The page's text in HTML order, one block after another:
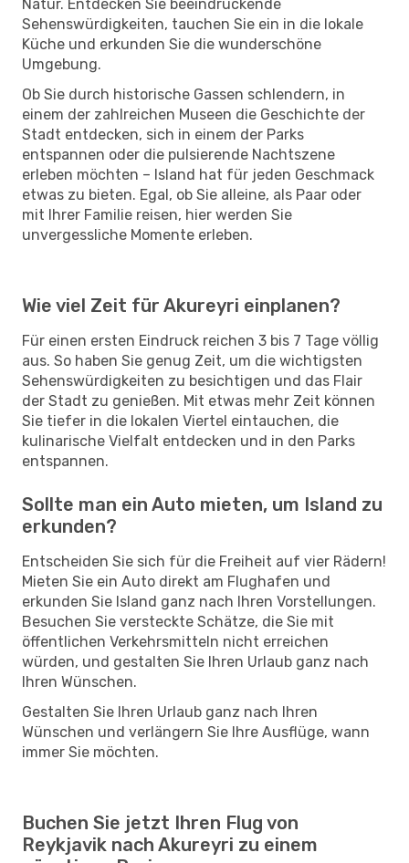
Natur. Entdecken Sie beeindruckende
Sehenswürdigkeiten, tauchen Sie ein in die lokale
Küche und erkunden Sie die wunderschöne
Umgebung.
Ob Sie durch historische Gassen schlendern, in
einem der zahlreichen Museen die Geschichte der
Stadt entdecken, sich in einem der Parks
entspannen oder die pulsierende Nachtszene
erleben möchten – Island hat für jeden Geschmack
etwas zu bieten. Egal, ob Sie alleine, als Paar oder
mit Ihrer Familie reisen, hier werden Sie
unvergessliche Momente erleben.
Wie viel Zeit für Akureyri einplanen?
Für einen ersten Eindruck reichen 3 bis 7 Tage völlig
aus. So haben Sie genug Zeit, um die wichtigsten
Sehenswürdigkeiten zu besichtigen und das Flair
der Stadt zu genießen. Mit etwas mehr Zeit können
Sie tiefer in die lokalen Viertel eintauchen, die
kulinarische Vielfalt entdecken und in den Parks
entspannen.
Sollte man ein Auto mieten, um Island zu
erkunden?
Entscheiden Sie sich für die Freiheit auf vier Rädern!
Mieten Sie ein Auto direkt am Flughafen und
erkunden Sie Island ganz nach Ihren Vorstellungen.
Besuchen Sie versteckte Schätze, die Sie mit
öffentlichen Verkehrsmitteln nicht erreichen
würden, und gestalten Sie Ihren Urlaub ganz nach
Ihren Wünschen.
Gestalten Sie Ihren Urlaub ganz nach Ihren
Wünschen und verlängern Sie Ihre Ausflüge, wann
immer Sie möchten.
Buchen Sie jetzt Ihren Flug von
Reykjavik nach Akureyri zu einem